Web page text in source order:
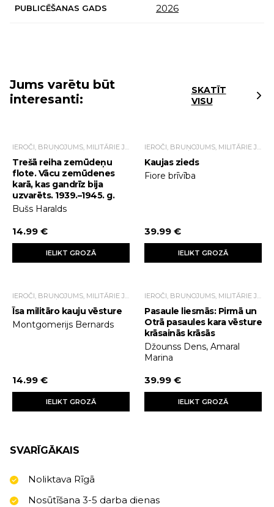
PUBLICĒŠANAS GADS 2026
Jums varētu būt
interesanti:
SKATĪT
VISU
IEROČI, BRUŅOJUMS, MILITĀRIE JAUTĀJUMI
Trešā reiha zemūdeņu
flote. Vācu zemūdenes
karā, kas gandrīz bija
uzvarēts. 1939.–1945. g.
Bušs Haralds
14.99 €
IELIKT GROZĀ
IEROČI, BRUŅOJUMS, MILITĀRIE JAUTĀJUMI
Kaujas zieds
Fiore brīvība
39.99 €
IELIKT GROZĀ
IEROČI, BRUŅOJUMS, MILITĀRIE JAUTĀJUMI
Īsa militāro kauju vēsture
Montgomerijs Bernards
14.99 €
IELIKT GROZĀ
IEROČI, BRUŅOJUMS, MILITĀRIE JAUTĀJUMI
Pasaule liesmās: Pirmā un
Otrā pasaules kara vēsture
krāsainās krāsās
Džounss Dens, Amaral
Marina
39.99 €
IELIKT GROZĀ
SVARĪGĀKAIS
Noliktava Rīgā
Nosūtīšana 3-5 darba dienas